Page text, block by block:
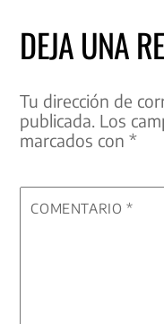
DEJA UNA
Tu dirección de
publicada. Los
marcados con*
COMENTARIO*